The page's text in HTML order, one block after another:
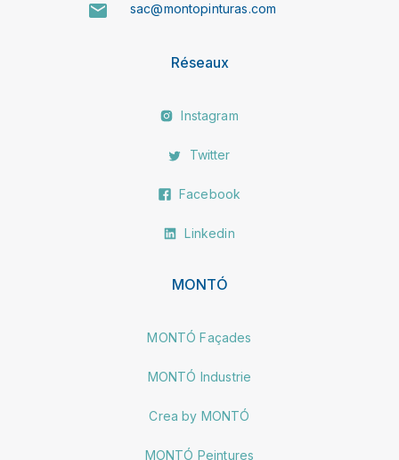
sac@montopinturas.com
Réseaux
Instagram
Twitter
Facebook
Linkedin
MONTÓ
MONTÓ Façades
MONTÓ Industrie
Crea by MONTÓ
MONTÓ Peintures